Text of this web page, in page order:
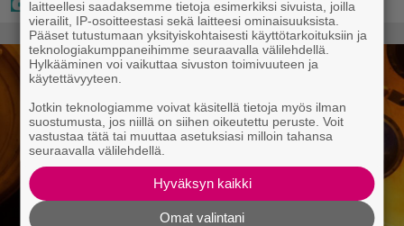
laitteellesi saadaksemme tietoja esimerkiksi sivuista, joilla
vierailit, IP-osoitteestasi sekä laitteesi ominaisuuksista.
Pääset tutustumaan yksityiskohtaisesti käyttötarkoituksiin ja
teknologiakumppaneihimme seuraavalla välilehdellä.
Hylkääminen voi vaikuttaa sivuston toimivuuteen ja
käytettävyyteen.
Jotkin teknologiamme voivat käsitellä tietoja myös ilman
suostumusta, jos niillä on siihen oikeutettu peruste. Voit
vastustaa tätä tai muuttaa asetuksiasi milloin tahansa
seuraavalla välilehdellä.
Hyväksyn kaikki
Omat valintani